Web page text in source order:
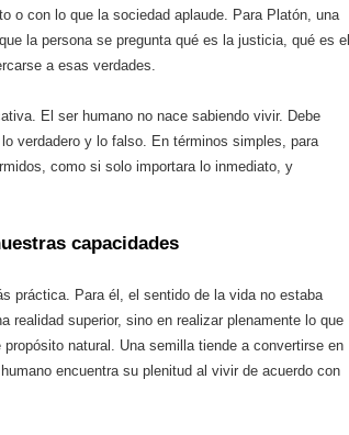
o con lo que la sociedad aplaude. Para Platón, una
la persona se pregunta qué es la justicia, qué es el
a esas verdades.
El ser humano no nace sabiendo vivir. Debe
verdadero y lo falso. En términos simples, para
como si solo importara lo inmediato, y
capacidades
práctica. Para él, el sentido de la vida no estaba
realidad superior, sino en realizar plenamente lo que
natural. Una semilla tiende a convertirse en
encuentra su plenitud al vivir de acuerdo con